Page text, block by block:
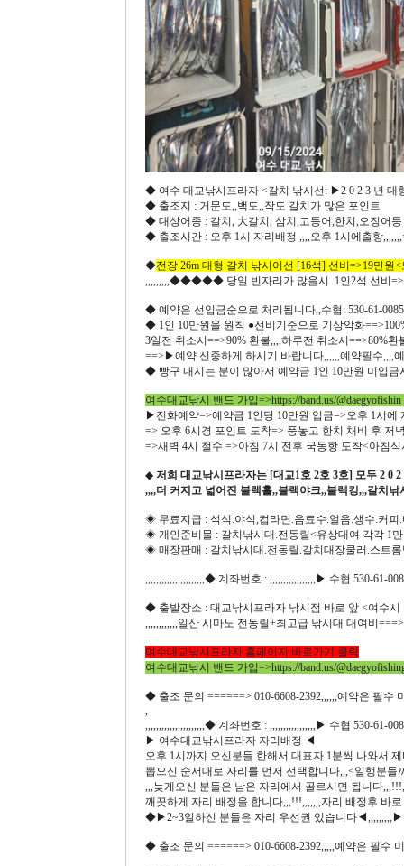
◆ 여수 대교낚시프라자 <갈치 낚시선: ▶2 0 2 3 년 대
◆ 출조지 : 거문도,,백도,,작도 갈치가 많은 포인트
◆ 대상어종 : 갈치, 大갈치, 삼치,고등어,한치,오징어
◆ 출조시간 : 오후 1시 자리배정 ,,,,오후 1시에출항
◆전장 26m 대형 갈치 낚시어선 [16석] 선비=>19만원
,,,,,,,,,◆◆◆◆◆ 당일 빈자리가 많을시 1인2석 선비
◆ 예약은 선입금순으로 처리됩니다,,수협: 530-61-
◆ 1인 10만원을 원칙 ●선비기준으로 기상악화
3일전 취소시==>90% 환불,,,,하루전 취소시==>80%
==>▶예약 신중하게 하시기 바랍니다,,,,,,예약필수,,,,
◆ 빵구 내시는 분이 많아서 예약금 1인 10만원 미입
여수대교낚시 밴드 가입=>https://band.us/@daegyofishin
▶전화예약=>예약금 1인당 10만원 입금=>오후 1시에
=> 오후 6시경 포인트 도착=> 풍놓고 한치 채비 후 저
=>새벽 4시 철수 =>아침 7시 전후 국동항 도착<아침
◆ 저희 대교낚시프라자는 [대교1호 2호 3호] 모두 2 0
,,,,더 커지고 넓어진 블랙홀,,블랙야크,,블랙킹,,,갈치낚
◈ 무료지급 : 석식.야식,컵라면.음료수.얼음.생수.커피
◈ 개인준비물 : 갈치낚시대.전동릴<유상대여 각각 1
◈ 매장판매 : 갈치낚시대.전동릴.갈치대장쿨러.스트
,,,,,,,,,,,,,,,,,,,,,,◆ 계좌번호 : ,,,,,,,,,,,,,,,,,▶ 수협 530-61-
◆ 출발장소 : 대교낚시프라자 낚시점 바로 앞 <여수시
,,,,,,,,,,,,일산 시마노 전동릴+최고급 낚시대 대여비
여수대교낚시프라자 홈페이지 바로가기 클릭
여수대교낚시 밴드 가입=>https://band.us/
◆ 출조 문의 ======> 010-6608-2392,,,,,,예약은 필수
,
,,,,,,,,,,,,,,,,,,,,,,◆ 계좌번호 : ,,,,,,,,,,,,,,,,,▶ 수협 530-61-
▶ 여수대교낚시프라자 자리배정 ◀
오후 1시까지 오신분들 한해서 대표자 1분씩 나와서
뽑으신 순서대로 자리를 먼저 선택합니다,,,<일행분들
,,,늦게오신 분들은 남은 자리에서 골르시면 됩니다
깨끗하게 자리 배정을 합니다,,,!!!,,,,,,,자리 배정후 바
◆▶2~3일하신 분들은 자리 우선권 있습니다
◆ 출조 문의 ======> 010-6608-2392,,,,,예약은 필수 미